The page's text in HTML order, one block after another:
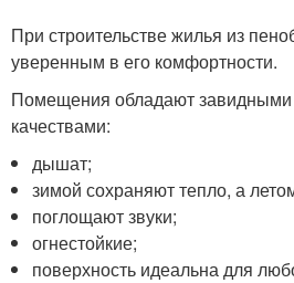
При строительстве жилья из
уверенным в его комфортности.
Помещения обладают завидными
качествами:
дышат;
зимой сохраняют тепло, а
поглощают звуки;
огнестойкие;
поверхность идеальна для